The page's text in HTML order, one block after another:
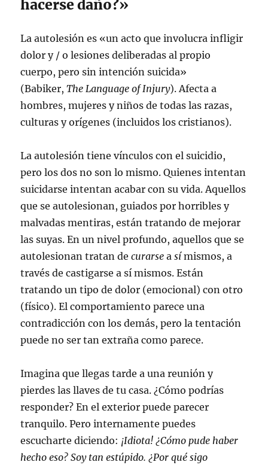
hacerse daño?»
La autolesión es «un acto que involucra infligir
dolor y / o lesiones deliberadas al propio
cuerpo, pero sin intención suicida»
(Babiker,The Language of Injury). Afecta a
hombres, mujeres y niños de todas las razas,
culturas y orígenes (incluidos los cristianos).
La autolesión tiene vínculos con el suicidio,
pero los dos no son lo mismo. Quienes intentan
suicidarse intentan acabar con su vida. Aquellos
que se autolesionan, guiados por horribles y
malvadas mentiras, están tratando de mejorar
las suyas. En un nivel profundo, aquellos que se
autolesionan tratan decurarse asímismos, a
través de castigarse a sí mismos. Están
tratando un tipo de dolor (emocional) con otro
(físico). El comportamiento parece una
contradicción con los demás, pero la tentación
puede no ser tan extraña como parece.
Imagina que llegas tarde a una reunión y
pierdes las llaves de tu casa. ¿Cómo podrías
responder? En el exterior puede parecer
tranquilo. Pero internamente puedes
escucharte diciendo: ¡Idiota! ¿Cómo pude haber
hecho eso? Soy tan estúpido. ¿Por qué sigo